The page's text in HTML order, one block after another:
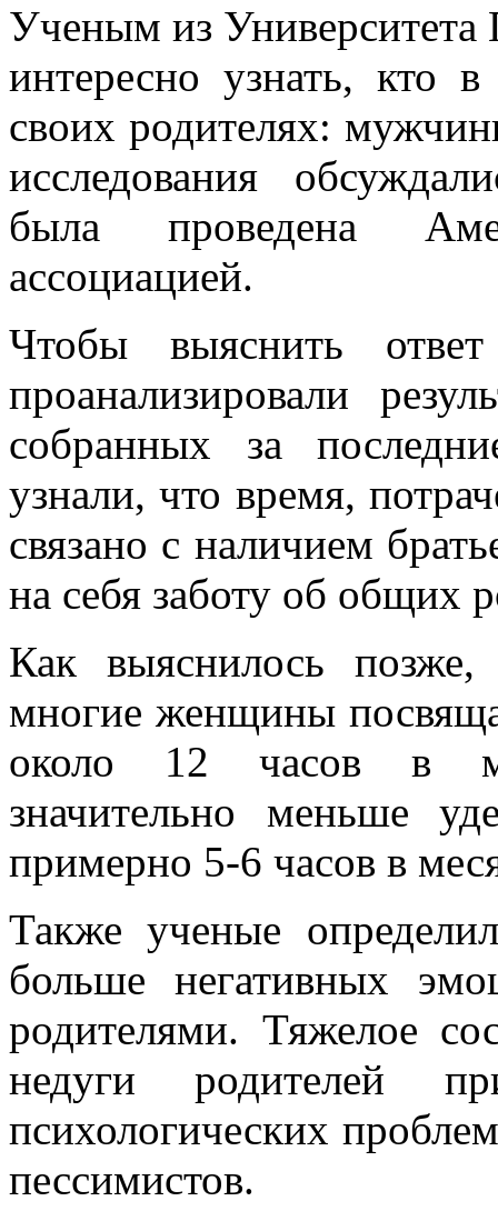
Ученым из
интересно узнать, кто
своих родителях:
исследования
была проведена
ассоциацией.
Чтобы выяснить
проанализировали
собранных за
узнали, что время,
связано с наличием
на себя заботу об общих
Как выяснилось позже,
многие женщины
около 12 часов в
значительно меньше
примерно 5-6 часов в
Также ученые
больше негативных
родителями. Тяжелое
недуги родителей
психологических
пессимистов.